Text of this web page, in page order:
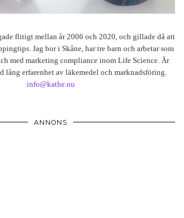
flitigt mellan år 2006 och 2020, och gillade då att
Jag bor i Skåne, har tre barn och arbetar som
med marketing compliance inom Life Science. Är
lång erfarenhet av läkemedel och marknadsföring.
info@kathe.nu
ANNONS